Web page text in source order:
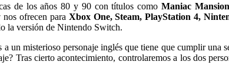
de los años 80 y 90 con títulos comoManiac
ofrecen para Xbox One, Steam, PlayStation 4,
la versión de Nintendo Switch.
un misterioso personaje inglés que tiene que cumplir una
Tras cierto acontecimiento, controlaremos a los dos